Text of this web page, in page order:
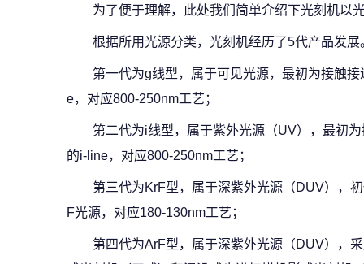
为了便于理解，此处我们简单介绍下光刻机以
根据所用光源分类，光刻机经历了5代产品发展
第一代为g线型，属于可见光源，最初为接触
e，对应800-250nm工艺；
第二代为i线型，属于紫外光源（UV），最初
的i-line，对应800-250nm工艺；
第三代为KrF型，属于深紫外光源（DUV），
F光源，对应180-130nm工艺；
第四代为ArF型，属于深紫外光源（DUV），